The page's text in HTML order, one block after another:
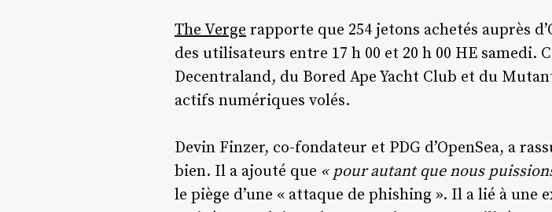
The Verge rapporte que 254 jetons achetés auprès
des utilisateurs entre 17 h 00 et 20 h 00 HE samedi.
Decentraland, du Bored Ape Yacht Club et du
actifs numériques volés.
Devin Finzer, co-fondateur et PDG d’OpenSea, a
bien. Il a ajouté que « pour autant que nous
le piège d’une « attaque de phishing ». Il a lié à